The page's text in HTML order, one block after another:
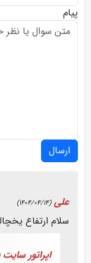
پیام
ارسال
علی (1404/04/14)
سلام ارتفاع
اپراتور سایت